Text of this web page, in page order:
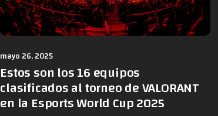
mayo 26, 2025
Estos son los 16 equipos
clasificados al torneo de VALORANT
en la Esports World Cup 2025